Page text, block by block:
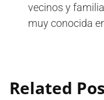
vecinos y
muy conocida
Related